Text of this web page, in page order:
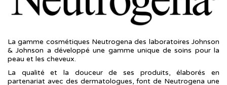
La gamme cosmétiques Neutrogena des laboratoires Johnson
& Johnson a développé une gamme unique de soins pour la
peau et les cheveux.
La qualité et la douceur de ses produits, élaborés en
partenariat avec des dermatologues, font de Neutrogena une